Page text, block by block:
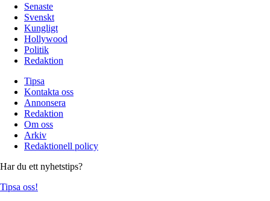
Senaste
Svenskt
Kungligt
Hollywood
Politik
Redaktion
Tipsa
Kontakta oss
Annonsera
Redaktion
Om oss
Arkiv
Redaktionell policy
Har du ett nyhetstips?
Tipsa oss!